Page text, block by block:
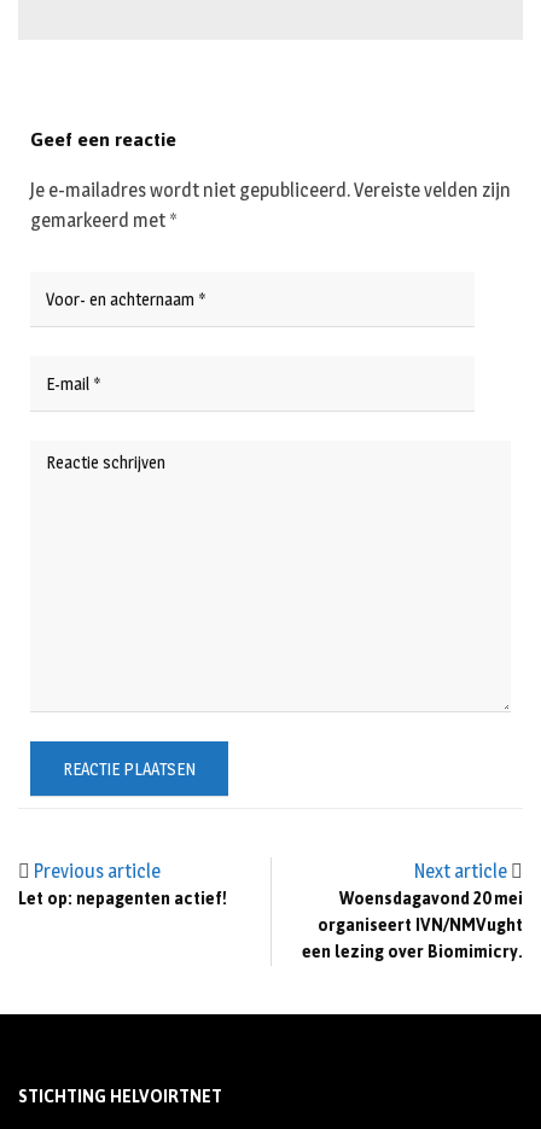
Previous article
Let op: nepagenten actief!
Next article
Woensdagavond 20 mei
organiseert IVN/NMVught
een lezing over Biomimicry.
Geef een reactie
Je e-mailadres wordt niet gepubliceerd.Vereiste velden zijn
gemarkeerd met *
STICHTING HELVOIRTNET